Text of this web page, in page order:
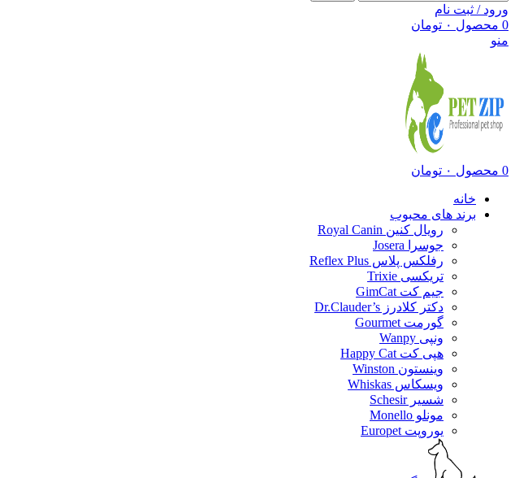
ورود / ثبت نام
0 محصول ۰ تومان
منو
0 محصول ۰ تومان
خانه
برند های محبوب
رویال کنین Royal Canin
جوسرا Josera
رفلکس پلاس Reflex Plus
تریکسی Trixie
جیم کت GimCat
دکتر کلادرز Dr.Clauder’s
گورمت Gourmet
ونپی Wanpy
هپی کت Happy Cat
وینستون Winston
ویسکاس Whiskas
شسیر Schesir
مونلو Monello
یوروپت Europet